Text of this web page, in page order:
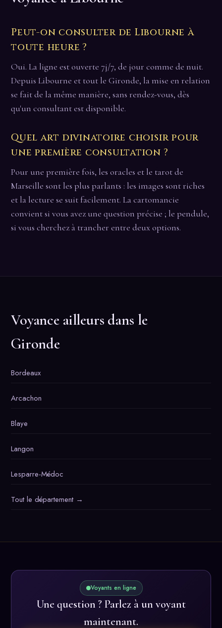
Peut-on consulter de Libourne à
toute heure ?
Oui. La ligne est ouverte 7j/7, de jour comme de nuit.
Depuis Libourne et tout le Gironde, la mise en relation
se fait de la même manière, sans rendez-vous, dès
qu'un consultant est disponible.
Quel art divinatoire choisir pour
une première consultation ?
Pour une première fois, les oracles et le tarot de
Marseille sont les plus parlants : les images sont riches
et la lecture se suit facilement. La cartomancie
convient si vous avez une question précise ; le pendule,
si vous cherchez à trancher entre deux options.
Voyance ailleurs dans le
Gironde
Bordeaux
Arcachon
Blaye
Langon
Lesparre-Médoc
Tout le département →
Voyants en ligne
Une question ? Parlez à un voyant
maintenant.